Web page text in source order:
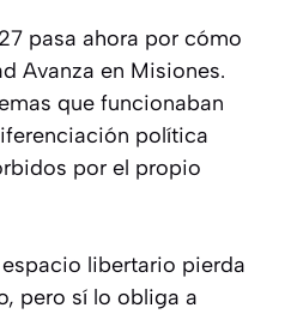
pasa ahora por cómo
Avanza en Misiones.
que funcionaban
política
por el propio
libertario pierda
pero sí lo obliga a